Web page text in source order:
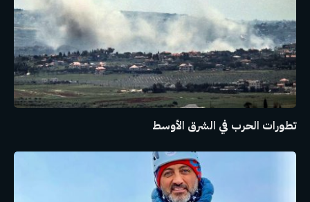
تطورات الحرب في الشرق الأوسط